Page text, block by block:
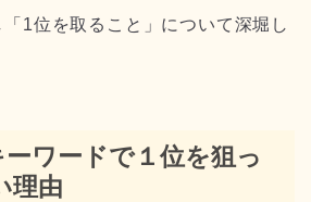
1位を取ること」について深堀し
ワードで１位を狙っ
理由